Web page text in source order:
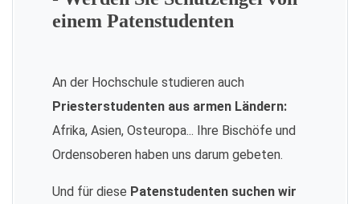
einem Patenstudenten
An der Hochschule studieren auch
Priesterstudenten aus armen Ländern:
Afrika, Asien, Osteuropa... Ihre Bischöfe und
Ordensoberen haben uns darum gebeten.
Und für diese Patenstudenten suchen wir